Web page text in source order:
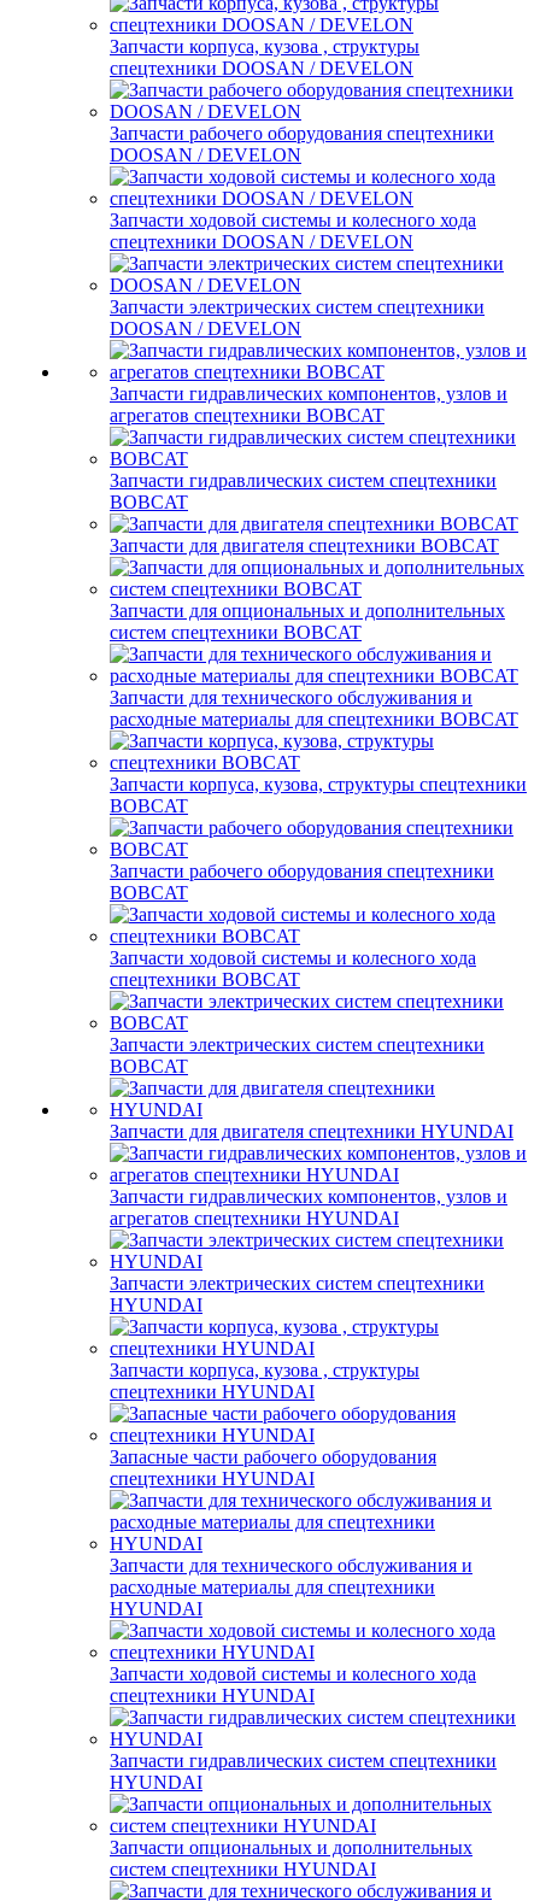
Запчасти корпуса, кузова , структуры
спецтехники DOOSAN / DEVELON
Запчасти рабочего оборудования спецтехники
DOOSAN / DEVELON
Запчасти ходовой системы и колесного хода
спецтехники DOOSAN / DEVELON
Запчасти электрических систем спецтехники
DOOSAN / DEVELON
Запчасти гидравлических компонентов, узлов и
агрегатов спецтехники BOBCAT
Запчасти гидравлических систем спецтехники
BOBCAT
Запчасти для двигателя спецтехники BOBCAT
Запчасти для опциональных и дополнительных
систем спецтехники BOBCAT
Запчасти для технического обслуживания и
расходные материалы для спецтехники BOBCAT
Запчасти корпуса, кузова, структуры спецтехники
BOBCAT
Запчасти рабочего оборудования спецтехники
BOBCAT
Запчасти ходовой системы и колесного хода
спецтехники BOBCAT
Запчасти электрических систем спецтехники
BOBCAT
Запчасти для двигателя спецтехники HYUNDAI
Запчасти гидравлических компонентов, узлов и
агрегатов спецтехники HYUNDAI
Запчасти электрических систем спецтехники
HYUNDAI
Запчасти корпуса, кузова , структуры
спецтехники HYUNDAI
Запасные части рабочего оборудования
спецтехники HYUNDAI
Запчасти для технического обслуживания и
расходные материалы для спецтехники
HYUNDAI
Запчасти ходовой системы и колесного хода
спецтехники HYUNDAI
Запчасти гидравлических систем спецтехники
HYUNDAI
Запчасти опциональных и дополнительных
систем спецтехники HYUNDAI